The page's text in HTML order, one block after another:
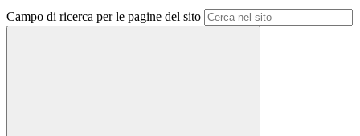
Campo di ricerca per le pagine del sito